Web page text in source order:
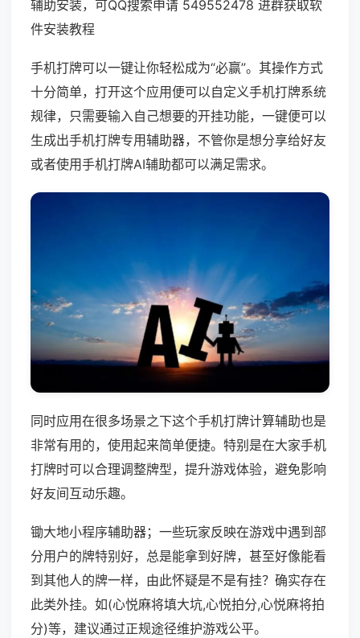
辅助安装，可QQ搜索申请 549552478 进群获取软
件安装教程
手机打牌可以一键让你轻松成为“必赢”。其操作方式
十分简单，打开这个应用便可以自定义手机打牌系统
规律，只需要输入自己想要的开挂功能，一键便可以
生成出手机打牌专用辅助器，不管你是想分享给好友
或者使用手机打牌AI辅助都可以满足需求。
同时应用在很多场景之下这个手机打牌计算辅助也是
非常有用的，使用起来简单便捷。特别是在大家手机
打牌时可以合理调整牌型，提升游戏体验，避免影响
好友间互动乐趣。
锄大地小程序辅助器；一些玩家反映在游戏中遇到部
分用户的牌特别好，总是能拿到好牌，甚至好像能看
到其他人的牌一样，由此怀疑是不是有挂？确实存在
此类外挂。如(心悦麻将填大坑,心悦拍分,心悦麻将拍
分)等，建议通过正规途径维护游戏公平。